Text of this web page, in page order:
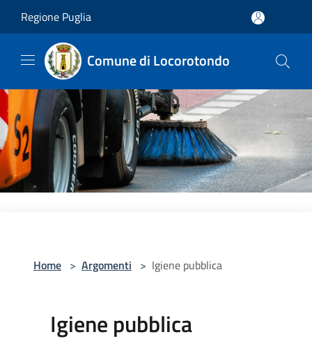
Regione Puglia
Comune di Locorotondo
Home > Argomenti > Igiene pubblica
Igiene pubblica